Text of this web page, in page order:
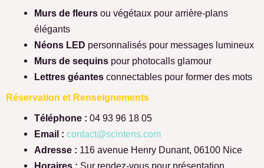
Murs de fleurs ou végétaux pour arrière-plans
élégants
Néons LED personnalisés pour messages lumineux
Murs de sequins pour photocalls glamour
Lettres géantes connectables pour former des mots
Réservation et Renseignements
Téléphone : 04 93 96 18 05
Email : contact@scintens.com
Adresse : 116 avenue Henry Dunant, 06100 Nice
Horaires : Sur rendez-vous pour présentation